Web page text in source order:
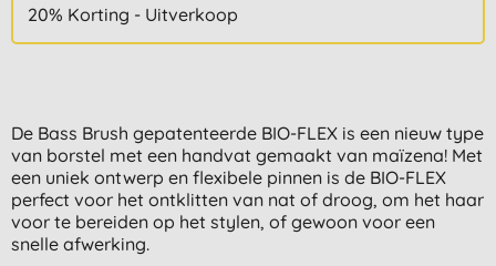
20% Korting - Uitverkoop
De Bass Brush gepatenteerde BIO-FLEX is een nieuw type
van borstel met een handvat gemaakt van maïzena! Met
een uniek ontwerp en flexibele pinnen is de BIO-FLEX
perfect voor het ontklitten van nat of droog, om het haar
voor te bereiden op het stylen, of gewoon voor een
snelle afwerking.